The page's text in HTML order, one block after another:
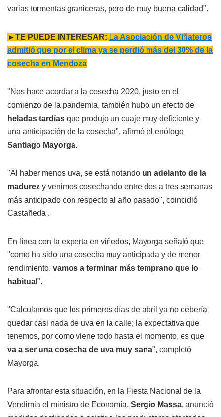
varias tormentas graniceras, pero de muy buena calidad".
►TE PUEDE INTERESAR: La Asociación de Viñateros
admitió que por el clima ya se perdió más del 30% de la
cosecha en Mendoza
"Nos hace acordar a la cosecha 2020, justo en el
comienzo de la pandemia, también hubo un efecto de
heladas tardías que produjo un cuaje muy deficiente y
una anticipación de la cosecha", afirmó el enólogo
Santiago Mayorga.
"Al haber menos uva, se está notando un adelanto de la
madurez y venimos cosechando entre dos a tres semanas
más anticipado con respecto al año pasado", coincidió
Castañeda .
En línea con la experta en viñedos, Mayorga señaló que
"como ha sido una cosecha muy anticipada y de menor
rendimiento, vamos a terminar más temprano que lo
habitual ".
"Calculamos que los primeros días de abril ya no debería
quedar casi nada de uva en la calle; la expectativa que
tenemos, por como viene todo hasta el momento, es que
va a ser una cosecha de uva muy sana", completó
Mayorga.
Para afrontar esta situación, en la Fiesta Nacional de la
Vendimia el ministro de Economía, Sergio Massa, anunció